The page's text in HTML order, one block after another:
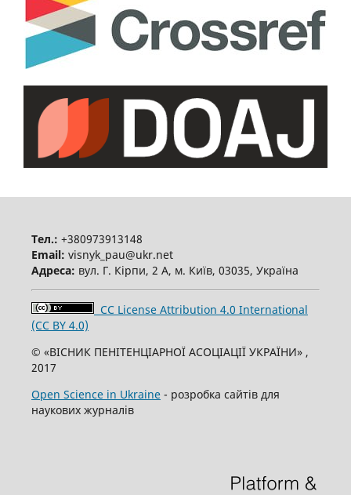
Тел.: +380973913148
Email: visnyk_pau@ukr.net
Адреса: вул. Г. Кірпи, 2 А, м. Київ, 03035, Україна
CC License Attribution 4.0 International
(CC BY 4.0)
© «ВІСНИК ПЕНІТЕНЦІАРНОЇ АСОЦІАЦІЇ УКРАЇНИ» ,
2017
Open Science in Ukraine- розробка сайтів для
наукових журналів